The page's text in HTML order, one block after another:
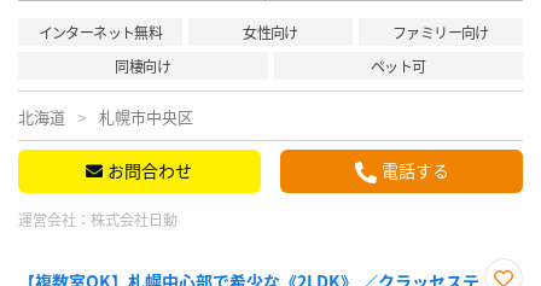
インターネット無料 女性向け
ファミリー向け
同棲向け
ペット可
北海道 札幌市中央区
お問合わせ 電話する
運営会社： 株式会社日動